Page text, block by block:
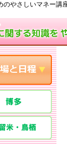
のやさしいマネー講